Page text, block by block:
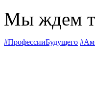
Мы ждем
#ПрофессииБудущего